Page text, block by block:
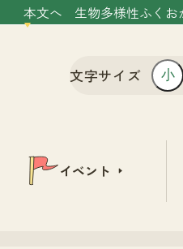
本文へ 生物多様性ふく
文字サイズ 小
イベント